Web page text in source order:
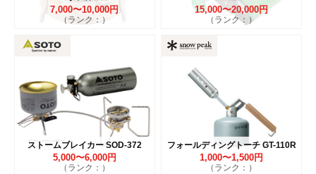
7,000〜10,000円
（ランク：）
15,000〜20,000円
（ランク：）
ストームブレイカー SOD-372
5,000〜6,000円
（ランク：）
フォールディングトーチ GT-110R
1,000〜1,500円
（ランク：）